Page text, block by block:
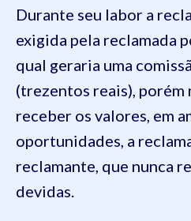
Durante seu labor a
exigida pela reclamada
qual geraria uma
(trezentos reais), porém
receber os valores, em
oportunidades, a
reclamante, que nunca
devidas.